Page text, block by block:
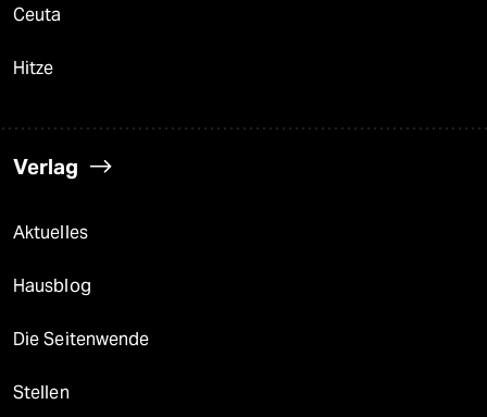
Ceuta
Hitze
Verlag
Aktuelles
Hausblog
Die Seitenwende
Stellen